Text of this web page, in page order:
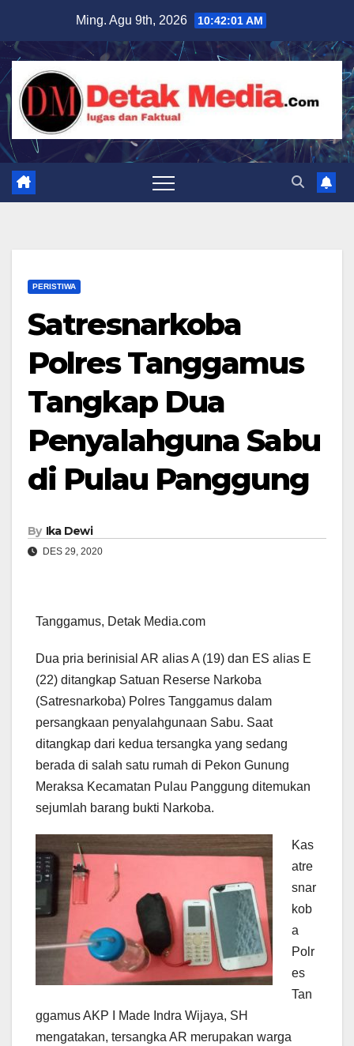
content
Ming. Agu 9th, 2026 10:42:02 AM
PERISTIWA
Satresnarkoba
Polres Tanggamus
Tangkap Dua
Penyalahguna Sabu
di Pulau Panggung
By Ika Dewi
DES 29, 2020
Tanggamus, Detak Media.com
Dua pria berinisial AR alias A (19) dan ES alias E
(22) ditangkap Satuan Reserse Narkoba
(Satresnarkoba) Polres Tanggamus dalam
persangkaan penyalahgunaan Sabu. Saat
ditangkap dari kedua tersangka yang sedang
berada di salah satu rumah di Pekon Gunung
Meraksa Kecamatan Pulau Panggung ditemukan
sejumlah barang bukti Narkoba.
Kas
atre
snar
kob
a
Polr
es
Tan
ggamus AKP I Made Indra Wijaya, SH
mengatakan, tersangka AR merupakan warga